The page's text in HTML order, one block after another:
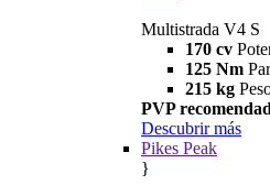
Multistrada V4 S
170 cv
125 Nm
215 kg
PVP
Descubrir más
Pikes Peak
}